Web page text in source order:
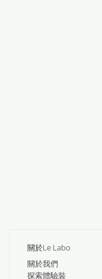
關於Le Labo
關於我們
探索體驗裝